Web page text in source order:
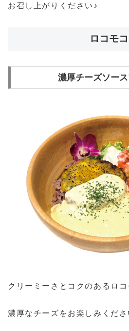
お召し上がりください♪
ロコモコ
濃厚チーズソー
クリーミーさとコクのあるロコ
濃厚なチーズをお楽しみくださ